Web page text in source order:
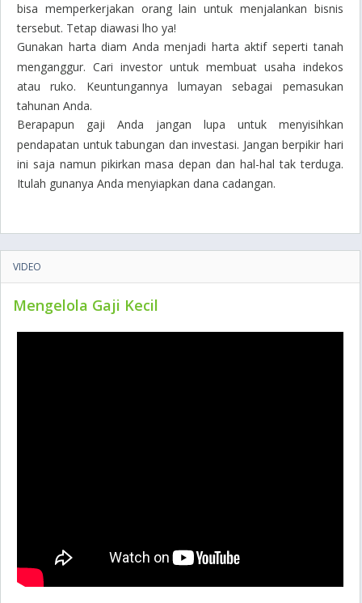
bisa memperkerjakan orang lain untuk menjalankan bisnis
tersebut. Tetap diawasi lho ya!
Gunakan harta diam Anda menjadi harta aktif seperti tanah
menganggur. Cari investor untuk membuat usaha indekos
atau ruko. Keuntungannya lumayan sebagai pemasukan
tahunan Anda.
Berapapun gaji Anda jangan lupa untuk menyisihkan
pendapatan untuk tabungan dan investasi. Jangan berpikir hari
ini saja namun pikirkan masa depan dan hal-hal tak terduga.
Itulah gunanya Anda menyiapkan dana cadangan.
VIDEO
Mengelola Gaji Kecil